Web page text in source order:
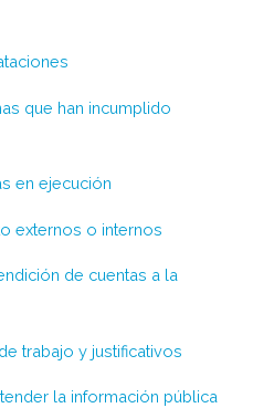
que han incumplido
en ejecución
externos o internos
de cuentas a la
trabajo y justificativos
la información pública